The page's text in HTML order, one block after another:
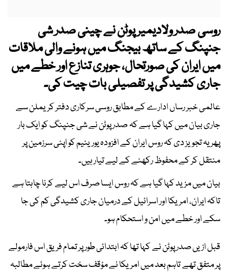
روسی صدر ولادیمیر پوٹن نے چینی صدر شی
جنپنگ کے ساتھ بیجنگ میں ہونے والی ملاقات
میں ایران کی صورتحال، جوہری تنازع اور خطے میں
جاری کشیدگی پر تفصیلی بات چیت کی۔
عالمی خبر رساں ادارے کے مطابق روسی سرکاری دفتر کریملن سے
جاری بیان میں کہا گیا ہے کہ صدر پوٹن نے شی جنپنگ کو ایک بار
پھر یہ تجویز دی کہ روس ایران کے افزودہ یورینیم کو اپنی سرزمین پر
منتقل کر کے محفوظ رکھنے کے لیے تیار ہیں۔
بیان میں مزید کہا گیا ہے کہ روس ایسا صرف اس لیے کرنا چاہتا ہے
تاکہ ایران، امریکا اور اسرائیل کے درمیان جاری کشیدگی کم کی جا
سکے اور خطے میں امن و استحکام ہو۔
قبل ازیں صدر پوٹن نے کہا تھا کہ ابتدائی طور پر تمام فریق اس فارمولے
پر متفق تھے تاہم بعد میں امریکا نے مؤقف سخت کرتے ہوئے مطالبہ